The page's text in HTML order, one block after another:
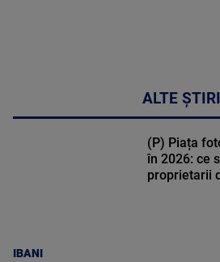
ALTE ȘTIRI
IBANI
(P) Piața
în 2026: ce
proprietarii